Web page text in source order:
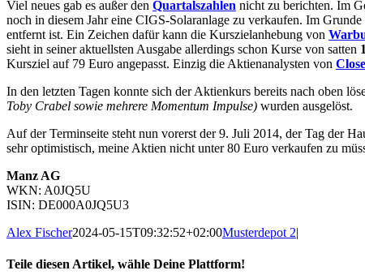
Viel neues gab es außer den Quartalszahlen nicht zu berichten. Im
noch in diesem Jahr eine CIGS-Solaranlage zu verkaufen. Im
entfernt ist. Ein Zeichen dafür kann die Kurszielanhebung von
sieht in seiner aktuellsten Ausgabe allerdings schon Kurse von satten
Kursziel auf 79 Euro angepasst. Einzig die Aktienanalysten von
In den letzten Tagen konnte sich der Aktienkurs bereits nach oben
Toby Crabel sowie mehrere Momentum Impulse) wurden ausgelöst.
Auf der Terminseite steht nun vorerst der 9. Juli 2014, der Tag der
sehr optimistisch, meine Aktien nicht unter 80 Euro verkaufen zu
Manz AG
WKN: A0JQ5U
ISIN: DE000A0JQ5U3
Alex Fischer2024-05-15T09:32:52+02:00Musterdepot 2|
Teile diesen Artikel, wähle Deine Plattform!